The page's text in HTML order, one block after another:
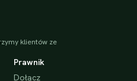
klientów ze
Prawnik
Dołącz